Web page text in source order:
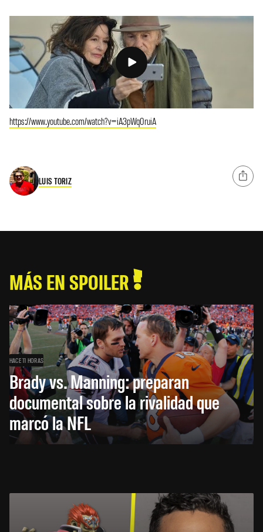
https://www.youtube.com/watch?v=iA3pWq0ruiA
LUIS TORIZ
MÁS EN SPOILER
HACE 11 HORAS
Brady vs. Manning: preparan
documental sobre la rivalidad que
marcó la NFL